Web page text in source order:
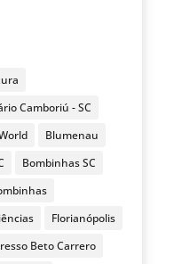
Camboriú - SC
Blumenau
Bombinhas SC
Florianópolis
Beto Carrero